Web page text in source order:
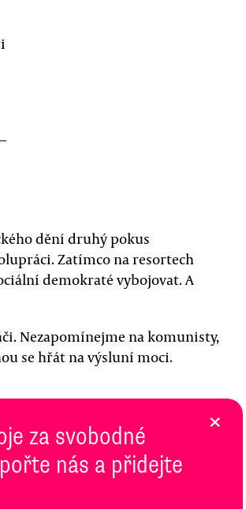
dění druhý pokus
Zatímco na resortech
demokraté vybojovat. A
Nezapomínejme na komunisty,
se hřát na výsluní moci.
za svobodné
nás a přidejte
×